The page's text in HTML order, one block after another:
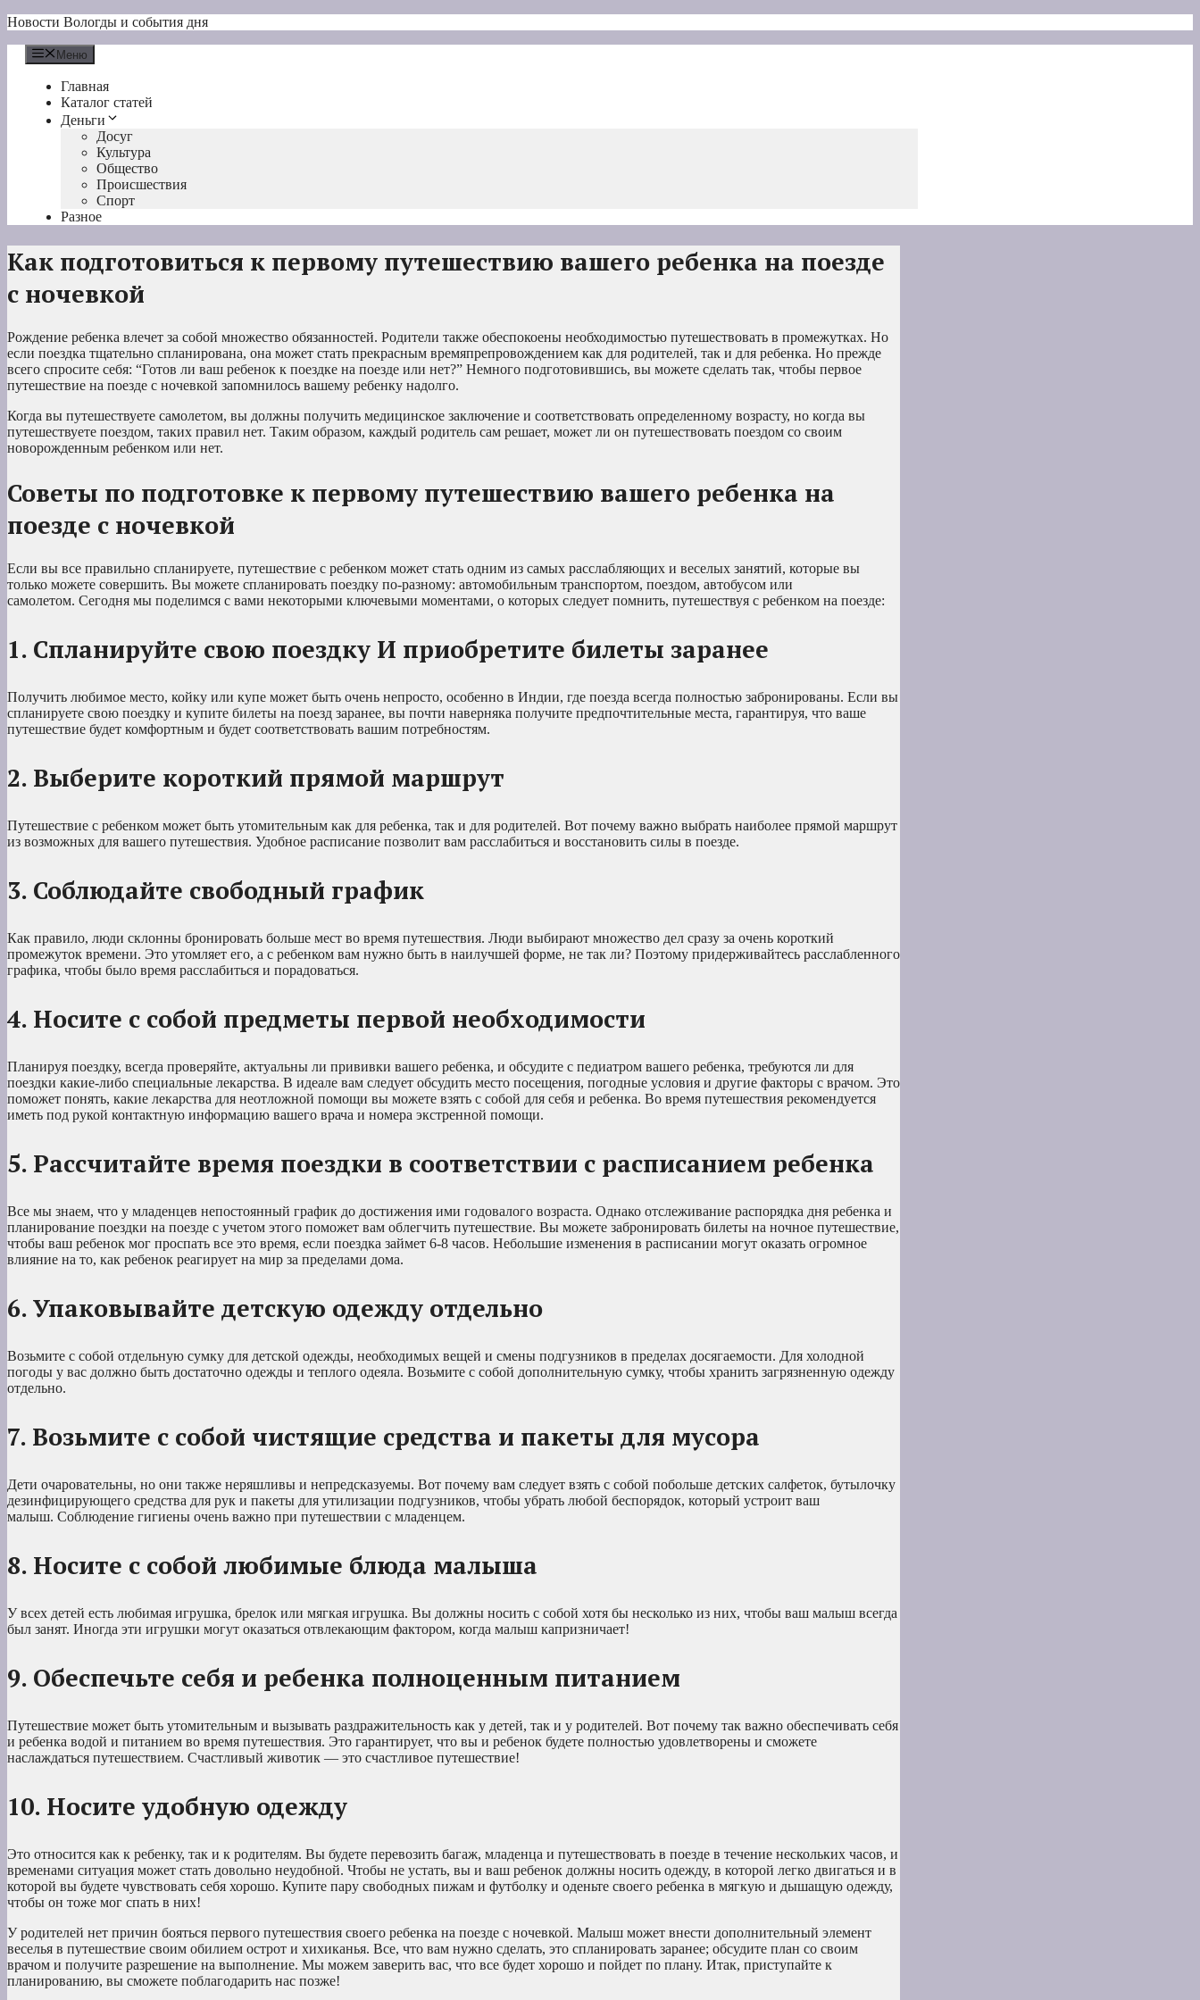
Перейти
содержимому
Новости Вологды и события дня
Меню
Главная
Каталог статей
Деньги
Досуг
Культура
Общество
Происшествия
Спорт
Разное
Как подготовиться к первому путешествию вашего ребенка на поезде
с ночевкой
Рождение ребенка влечет за собой множество обязанностей. Родители также обеспокоены необходимостью путешествовать в промежутках. Но
если поездка тщательно спланирована, она может стать прекрасным времяпрепровождением как для родителей, так и для ребенка. Но прежде
всего спросите себя: “Готов ли ваш ребенок к поездке на поезде или нет?” Немного подготовившись, вы можете сделать так, чтобы первое
путешествие на поезде с ночевкой запомнилось вашему ребенку надолго.
Когда вы путешествуете самолетом, вы должны получить медицинское заключение и соответствовать определенному возрасту, но когда вы
путешествуете поездом, таких правил нет. Таким образом, каждый родитель сам решает, может ли он путешествовать поездом со своим
новорожденным ребенком или нет.
Советы по подготовке к первому путешествию вашего ребенка на
поезде с ночевкой
Если вы все правильно спланируете, путешествие с ребенком может стать одним из самых расслабляющих и веселых занятий, которые вы
только можете совершить. Вы можете спланировать поездку по-разному: автомобильным транспортом, поездом, автобусом или
самолетом. Сегодня мы поделимся с вами некоторыми ключевыми моментами, о которых следует помнить, путешествуя с ребенком на поезде:
1. Спланируйте свою поездку И приобретите билеты заранее
Получить любимое место, койку или купе может быть очень непросто, особенно в Индии, где поезда всегда полностью забронированы. Если вы
спланируете свою поездку и купите билеты на поезд заранее, вы почти наверняка получите предпочтительные места, гарантируя, что ваше
путешествие будет комфортным и будет соответствовать вашим потребностям.
2. Выберите короткий прямой маршрут
Путешествие с ребенком может быть утомительным как для ребенка, так и для родителей. Вот почему важно выбрать наиболее прямой маршрут
из возможных для вашего путешествия. Удобное расписание позволит вам расслабиться и восстановить силы в поезде.
3. Соблюдайте свободный график
Как правило, люди склонны бронировать больше мест во время путешествия. Люди выбирают множество дел сразу за очень короткий
промежуток времени. Это утомляет его, а с ребенком вам нужно быть в наилучшей форме, не так ли? Поэтому придерживайтесь расслабленного
графика, чтобы было время расслабиться и порадоваться.
4. Носите с собой предметы первой необходимости
Планируя поездку, всегда проверяйте, актуальны ли прививки вашего ребенка, и обсудите с педиатром вашего ребенка, требуются ли для
поездки какие-либо специальные лекарства. В идеале вам следует обсудить место посещения, погодные условия и другие факторы с врачом. Это
поможет понять, какие лекарства для неотложной помощи вы можете взять с собой для себя и ребенка. Во время путешествия рекомендуется
иметь под рукой контактную информацию вашего врача и номера экстренной помощи.
5. Рассчитайте время поездки в соответствии с расписанием ребенка
Все мы знаем, что у младенцев непостоянный график до достижения ими годовалого возраста. Однако отслеживание распорядка дня ребенка и
планирование поездки на поезде с учетом этого поможет вам облегчить путешествие. Вы можете забронировать билеты на ночное путешествие,
чтобы ваш ребенок мог проспать все это время, если поездка займет 6-8 часов. Небольшие изменения в расписании могут оказать огромное
влияние на то, как ребенок реагирует на мир за пределами дома.
6. Упаковывайте детскую одежду отдельно
Возьмите с собой отдельную сумку для детской одежды, необходимых вещей и смены подгузников в пределах досягаемости. Для холодной
погоды у вас должно быть достаточно одежды и теплого одеяла. Возьмите с собой дополнительную сумку, чтобы хранить загрязненную одежду
отдельно.
7. Возьмите с собой чистящие средства и пакеты для мусора
Дети очаровательны, но они также неряшливы и непредсказуемы. Вот почему вам следует взять с собой побольше детских салфеток, бутылочку
дезинфицирующего средства для рук и пакеты для утилизации подгузников, чтобы убрать любой беспорядок, который устроит ваш
малыш. Соблюдение гигиены очень важно при путешествии с младенцем.
8. Носите с собой любимые блюда малыша
У всех детей есть любимая игрушка, брелок или мягкая игрушка. Вы должны носить с собой хотя бы несколько из них, чтобы ваш малыш всегда
был занят. Иногда эти игрушки могут оказаться отвлекающим фактором, когда малыш капризничает!
9. Обеспечьте себя и ребенка полноценным питанием
Путешествие может быть утомительным и вызывать раздражительность как у детей, так и у родителей. Вот почему так важно обеспечивать себя
и ребенка водой и питанием во время путешествия. Это гарантирует, что вы и ребенок будете полностью удовлетворены и сможете
наслаждаться путешествием. Счастливый животик — это счастливое путешествие!
10. Носите удобную одежду
Это относится как к ребенку, так и к родителям. Вы будете перевозить багаж, младенца и путешествовать в поезде в течение нескольких часов, и
временами ситуация может стать довольно неудобной. Чтобы не устать, вы и ваш ребенок должны носить одежду, в которой легко двигаться и в
которой вы будете чувствовать себя хорошо. Купите пару свободных пижам и футболку и оденьте своего ребенка в мягкую и дышащую одежду,
чтобы он тоже мог спать в них!
У родителей нет причин бояться первого путешествия своего ребенка на поезде с ночевкой. Малыш может внести дополнительный элемент
веселья в путешествие своим обилием острот и хихиканья. Все, что вам нужно сделать, это спланировать заранее; обсудите план со своим
врачом и получите разрешение на выполнение. Мы можем заверить вас, что все будет хорошо и пойдет по плану. Итак, приступайте к
планированию, вы сможете поблагодарить нас позже!